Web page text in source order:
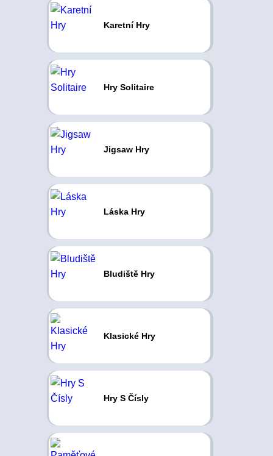
Karetní Hry
Hry Solitaire
Jigsaw Hry
Láska Hry
Bludiště Hry
Klasické Hry
Hry S Čísly